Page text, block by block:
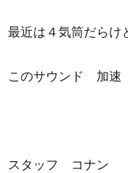
最近は４気筒だらけ
このサウンド 加速
スタッフ コナン